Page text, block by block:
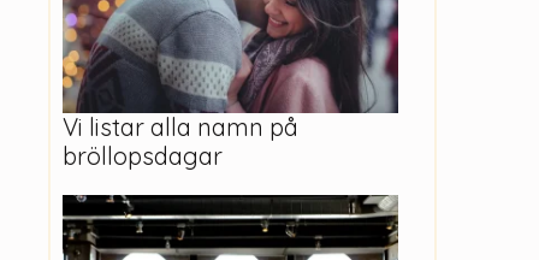
Vi listar alla namn på
bröllopsdagar